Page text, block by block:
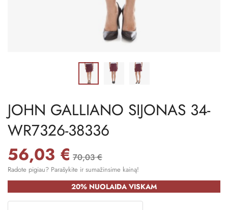
JOHN GALLIANO SIJONAS 34-
WR7326-38336
56,03 € 70,03 €
Radote pigiau? Parašykite ir sumažinsime kainą!
20% NUOLAIDA VISKAM